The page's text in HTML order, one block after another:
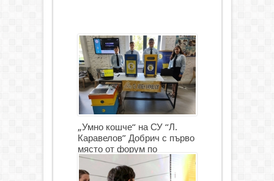
„Умно кошче“ на СУ “Л.
Каравелов” Добрич с първо
място от форум по
роботика